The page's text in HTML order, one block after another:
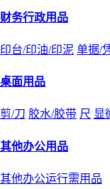
财务行政用品
印台/印油/印泥 单据/
桌面用品
剪/刀 胶水/胶带 尺 显
其他办公用品
其他办公运行需用品